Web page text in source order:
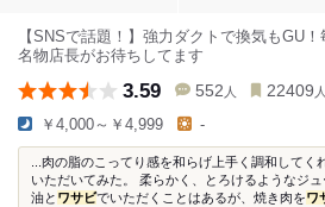
【SNSで話題！】強力ダクトで換気もGU
名物店長がお待ちしてます
3.59 552 人 22409 人
￥4,000～￥4,999 -
...肉の脂のこってり感を和らげ上手く調和してく
いただいてみた。 柔らかく、とろけるようなジ
油と ワサビでいただくことはあるが、焼き肉をワ